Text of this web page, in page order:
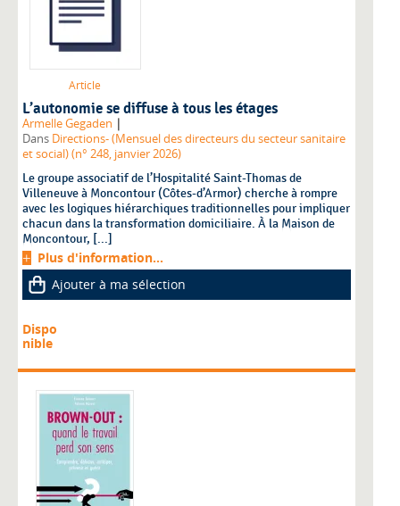
Article
L’autonomie se diffuse à tous les étages
Armelle Gegaden |
Dans Directions- (Mensuel des directeurs du secteur sanitaire
et social) (n° 248, janvier 2026)
Le groupe associatif de l’Hospitalité Saint-Thomas de
Villeneuve à Moncontour (Côtes-d’Armor) cherche à rompre
avec les logiques hiérarchiques traditionnelles pour impliquer
chacun dans la transformation domiciliaire. À la Maison de
Moncontour, [...]
Plus d'information...
Ajouter à ma sélection
Dispo
nible